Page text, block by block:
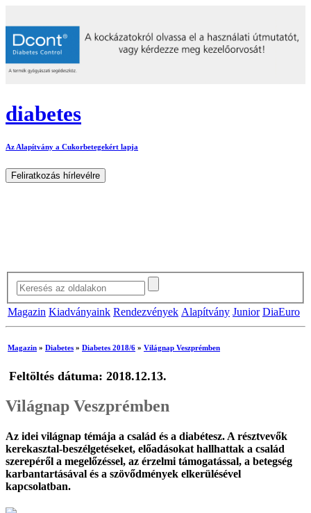
diabetes
Az Alapítvány a Cukorbetegekért lapja
Magazin Kiadványaink Rendezvények Alapítvány Junior DiaEuro
Magazin » Diabetes » Diabetes 2018/6 » Világnap Veszprémben
Feltöltés dátuma: 2018.12.13.
Világnap Veszprémben
Az idei világnap témája a család és a diabétesz. A résztvevők
kerekasztal-beszélgetéseket, előadásokat hallhattak a család
szerepéről a megelőzéssel, az érzelmi támogatással, a betegség
karbantartásával és a szövődmények elkerülésével
kapcsolatban.